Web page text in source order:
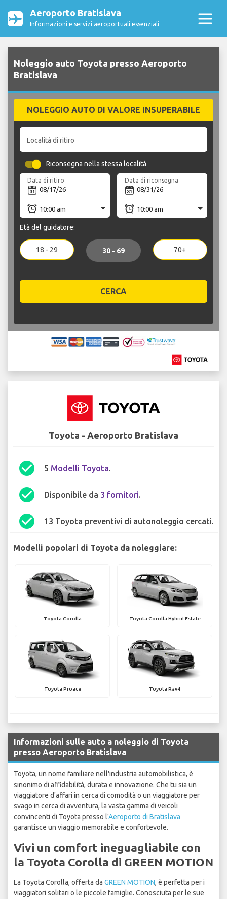
Aeroporto Bratislava
Informazioni e servizi aeroportuali essenziali
Noleggio auto Toyota presso Aeroporto
Bratislava
NOLEGGIO AUTO DI VALORE INSUPERABILE
Località di ritiro
Riconsegna nella stessa località
Data di ritiro Data di riconsegna
Età del guidatore:
18 - 29 30 - 69 70+
CERCA
Toyota - Aeroporto Bratislava
check_circle 5 Modelli Toyota.
check_circle Disponibile da 3 fornitori.
check_circle 13 Toyota preventivi di autonoleggio cercati.
Modelli popolari di Toyota da noleggiare:
Toyota Corolla Toyota Corolla Hybrid Estate
Toyota Proace Toyota Rav4
Informazioni sulle auto a noleggio di Toyota
presso Aeroporto Bratislava
Toyota, un nome familiare nell'industria automobilistica, è
sinonimo di affidabilità, durata e innovazione. Che tu sia un
viaggiatore d'affari in cerca di comodità o un viaggiatore per
svago in cerca di avventura, la vasta gamma di veicoli
convincenti di Toyota presso l'Aeroporto di Bratislava
garantisce un viaggio memorabile e confortevole.
Vivi un comfort ineguagliabile con
la Toyota Corolla di GREEN MOTION
La Toyota Corolla, offerta da GREEN MOTION, è perfetta per i
viaggiatori solitari o le piccole famiglie. Conosciuta per le sue